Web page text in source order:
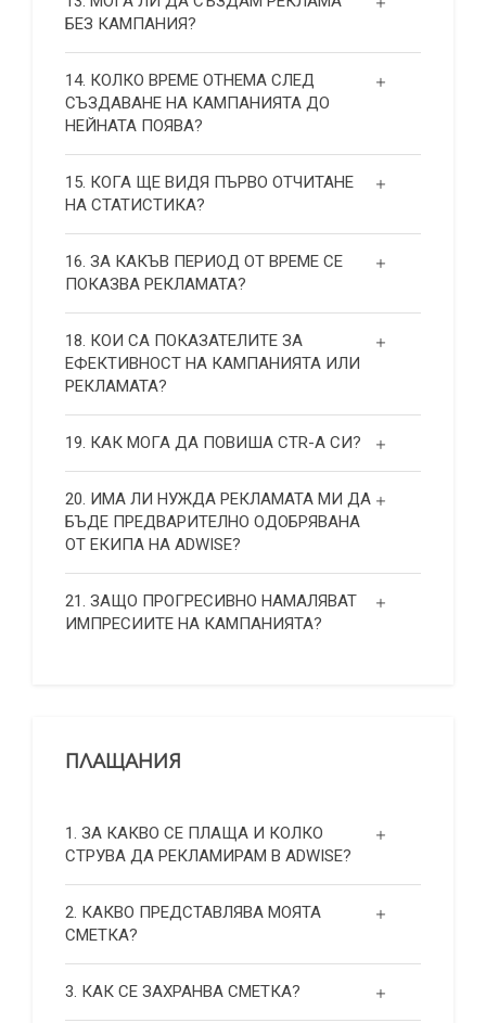
БЕЗ КАМПАНИЯ?
14. КОЛКО ВРЕМЕ ОТНЕМА СЛЕД
СЪЗДАВАНЕ НА КАМПАНИЯТА ДО
НЕЙНАТА ПОЯВА?
15. КОГА ЩЕ ВИДЯ ПЪРВО ОТЧИТАНЕ
НА СТАТИСТИКА?
16. ЗА КАКЪВ ПЕРИОД ОТ ВРЕМЕ СЕ
ПОКАЗВА РЕКЛАМАТА?
18. КОИ СА ПОКАЗАТЕЛИТЕ ЗА
ЕФЕКТИВНОСТ НА КАМПАНИЯТА ИЛИ
РЕКЛАМАТА?
19. КАК МОГА ДА ПОВИША СТR-А СИ?
20. ИМА ЛИ НУЖДА РЕКЛАМАТА МИ ДА
БЪДЕ ПРЕДВАРИТЕЛНО ОДОБРЯВАНА
ОТ ЕКИПА НА ADWISE?
21. ЗАЩО ПРОГРЕСИВНО НАМАЛЯВАТ
ИМПРЕСИИТЕ НА КАМПАНИЯТА?
ПЛАЩАНИЯ
1. ЗА КАКВО СЕ ПЛАЩА И КОЛКО
СТРУВА ДА РЕКЛАМИРАМ В ADWISE?
2. КАКВО ПРЕДСТАВЛЯВА МОЯТА
СМЕТКА?
3. КАК СЕ ЗАХРАНВА СМЕТКА?